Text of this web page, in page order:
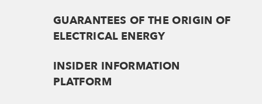
GUARANTEES OF THE ORIGIN OF
ELECTRICAL ENERGY
INSIDER INFORMATION
PLATFORM